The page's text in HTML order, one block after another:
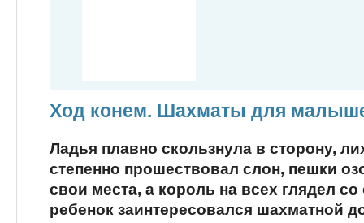
Ход конем. Шахматы для
Ладья плавно скользнула в сторону,
степенно прошествовал слон, пешки
свои места, а король на всех глядел
ребенок заинтересовался шахматной